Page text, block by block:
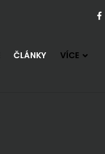
ČLÁNKY VÍCE